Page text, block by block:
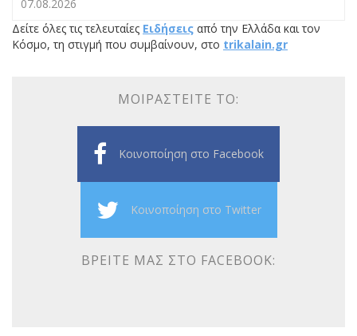
07.08.2026
Δείτε όλες τις τελευταίες Ειδήσεις από την Ελλάδα και τον
Κόσμο, τη στιγμή που συμβαίνουν, στο trikalain.gr
ΜΟΙΡΑΣΤΕΊΤΕ ΤΟ:
Κοινοποίηση στο Facebook
Κοινοποίηση στο Twitter
ΒΡΕΊΤΕ ΜΑΣ ΣΤΟ FACEBOOK: